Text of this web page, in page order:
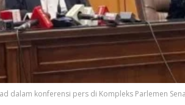
dalam konferensi pers di Kompleks Parlemen